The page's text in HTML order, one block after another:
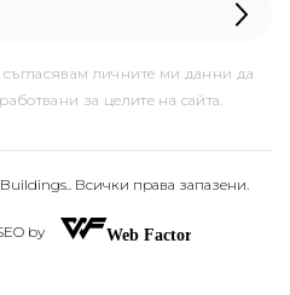
съгласявам личните ми данни да
за целите на сайта.
Всички права запазени.
by